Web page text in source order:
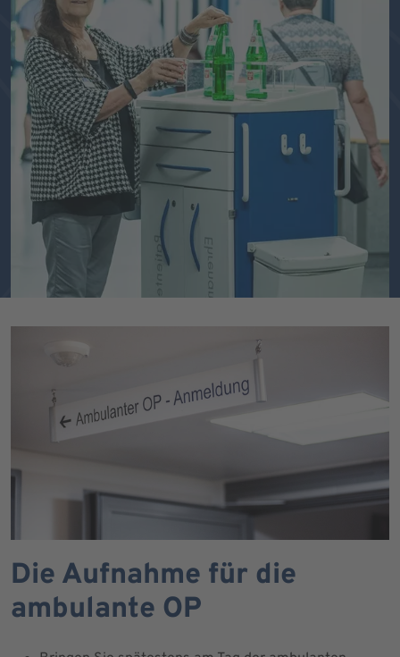
Die Aufnahme für die
ambulante OP